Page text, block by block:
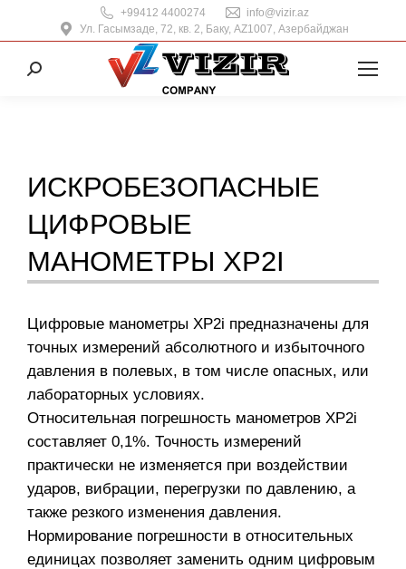
+99412 4400274
info@vizir.az
Ул. Гасымзаде, 72, кв. 2, Баку, AZ1007, Азербайджан
Поиск:
ИСКРОБЕЗОПАСНЫЕ
ЦИФРОВЫЕ
МАНОМЕТРЫ XP2I
Цифровые манометры XP2i предназначены для
точных измерений абсолютного и избыточного
давления в полевых, в том числе опасных, или
лабораторных условиях.
Относительная погрешность манометров XP2i
составляет 0,1%. Точность измерений
практически не изменяется при воздействии
ударов, вибрации, перегрузки по давлению, а
также резкого изменения давления.
Нормирование погрешности в относительных
единицах позволяет заменить одним цифровым